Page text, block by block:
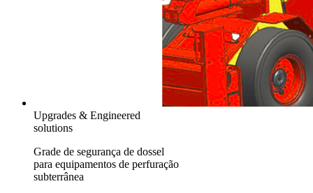
Upgrades & Engineered
solutions
Grade de segurança de dossel
para equipamentos de perfuração
subterrânea